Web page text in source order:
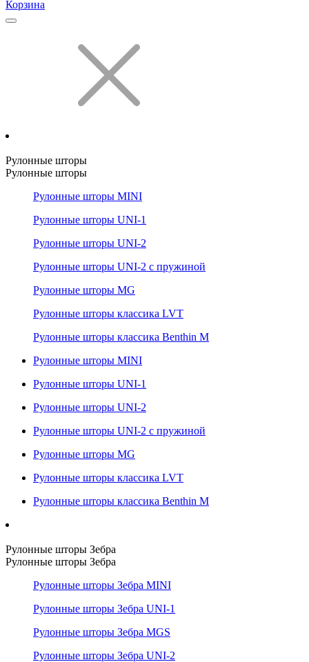
Корзина
Рулонные шторы
Рулонные шторы
Рулонные шторы MINI
Рулонные шторы UNI-1
Рулонные шторы UNI-2
Рулонные шторы UNI-2 с пружиной
Рулонные шторы MG
Рулонные шторы классика LVT
Рулонные шторы классика Benthin M
Рулонные шторы MINI
Рулонные шторы UNI-1
Рулонные шторы UNI-2
Рулонные шторы UNI-2 с пружиной
Рулонные шторы MG
Рулонные шторы классика LVT
Рулонные шторы классика Benthin M
Рулонные шторы Зебра
Рулонные шторы Зебра
Рулонные шторы Зебра MINI
Рулонные шторы Зебра UNI-1
Рулонные шторы Зебра MGS
Рулонные шторы Зебра UNI-2